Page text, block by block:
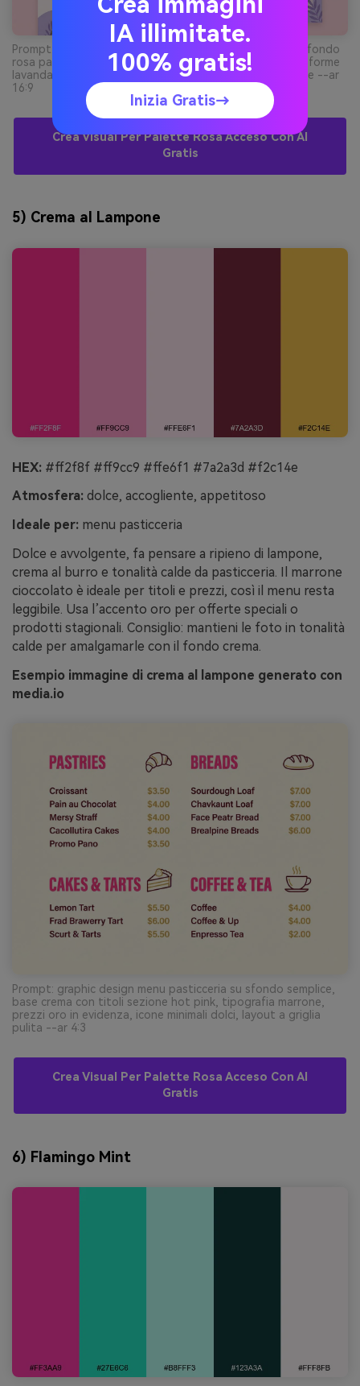
Prompt: mockup ui 2d di landing spa, sezioni ariose su sfondo
rosa pallido, pulsante primario hot pink, accenti menta, forme
lavanda illustrate, tipografia pulita, niente cornice device --ar
16:9
Crea Visual Per Palette Rosa Acceso Con AI
Gratis
5) Crema al Lampone
HEX: #ff2f8f #ff9cc9 #ffe6f1 #7a2a3d #f2c14e
Atmosfera: dolce, accogliente, appetitoso
Ideale per: menu pasticceria
Dolce e avvolgente, fa pensare a ripieno di lampone,
crema al burro e tonalità calde da pasticceria. Il marrone
cioccolato è ideale per titoli e prezzi, così il menu resta
leggibile. Usa l’accento oro per offerte speciali o
prodotti stagionali. Consiglio: mantieni le foto in tonalità
calde per amalgamarle con il fondo crema.
Esempio immagine di crema al lampone generato con
media.io
Prompt: graphic design menu pasticceria su sfondo semplice,
base crema con titoli sezione hot pink, tipografia marrone,
prezzi oro in evidenza, icone minimali dolci, layout a griglia
pulita --ar 4:3
Crea Visual Per Palette Rosa Acceso Con AI
Gratis
6) Flamingo Mint
IA illimitate.
100% gratis!
Inizia Gratis→